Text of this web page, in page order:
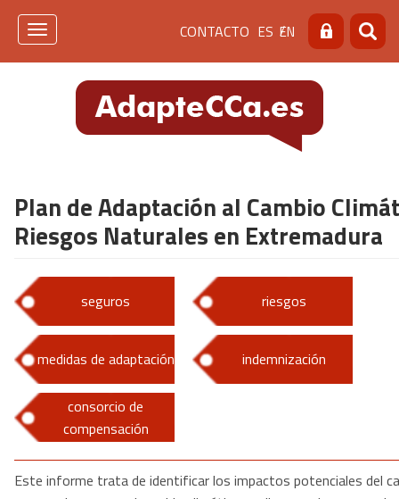
Pasar
Menú
de
cabecera
[contacto]
CONTACTO ES EN Buscar
Toggle
Plan de Adaptación al Cambio
Riesgos Naturales en Extremadura
seguros riesgos
medidas de adaptación indemnización
consorcio de
compensación
Este informe trata de identificar los impactos potenciales del